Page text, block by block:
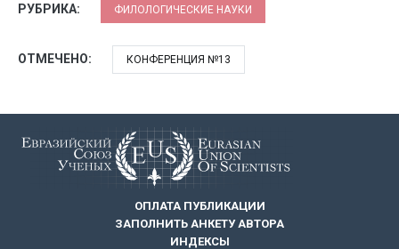
РУБРИКА: ФИЛОЛОГИЧЕСКИЕ НАУКИ
ОТМЕЧЕНО: КОНФЕРЕНЦИЯ №13
ОПЛАТА ПУБЛИКАЦИИ
ЗАПОЛНИТЬ АНКЕТУ АВТОРА
ИНДЕКСЫ